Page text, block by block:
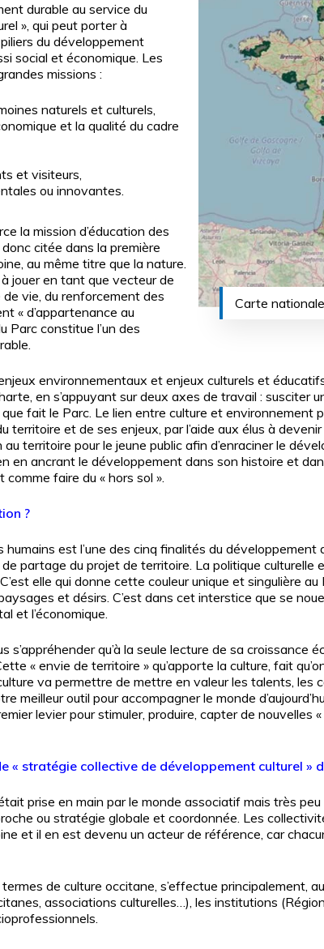
Carte
durable au service du
», qui peut porter à
du développement
social et économique. Les
missions :
naturels et culturels,
et la qualité du cadre
et visiteurs,
ou innovantes.
la mission d’éducation des
citée dans la première
au même titre que la nature.
jouer en tant que vecteur de
de vie, du renforcement des
« d’appartenance au
Parc constitue l’un des
environnementaux et enjeux culturels et
en s’appuyant sur deux axes de travail : susciter
fait le Parc. Le lien entre culture et environnement
territoire et de ses enjeux, par l’aide aux élus à
territoire pour le jeune public afin d’enraciner le
en ancrant le développement dans son histoire et
faire du « hors sol ».
?
humains est l’une des cinq finalités du
partage du projet de territoire. La politique culturelle
elle qui donne cette couleur unique et singulière
et désirs. C’est dans cet interstice que se
et l’économique.
s’appréhender qu’à la seule lecture de sa croissance
« envie de territoire » qu’apporte la culture, fait
va permettre de mettre en valeur les talents, les
meilleur outil pour accompagner le monde
levier pour stimuler, produire, capter de nouvelles
« stratégie collective de développement culturel »
prise en main par le monde associatif mais très
ou stratégie globale et coordonnée. Les
et il en est devenu un acteur de référence, car
de culture occitane, s’effectue principalement,
associations culturelles…), les institutions